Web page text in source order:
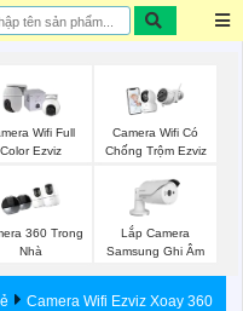
Wifi Full
Color Ezviz
Camera Wifi Có
Chống Trộm Ezviz
360 Trong
Nhà
Lắp Camera
Samsung Ghi Âm
Camera Wifi Ezviz Xoay 360